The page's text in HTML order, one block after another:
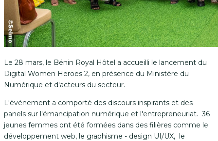
Le 28 mars, le Bénin Royal Hôtel a accueilli le lancement du
Digital Women Heroes 2, en présence du Ministère du
Numérique et d'acteurs du secteur.
L'événement a comporté des discours inspirants et des
panels sur l'émancipation numérique et l'entrepreneuriat. 36
jeunes femmes ont été formées dans des filières comme le
développement web, le graphisme - design UI/UX, le